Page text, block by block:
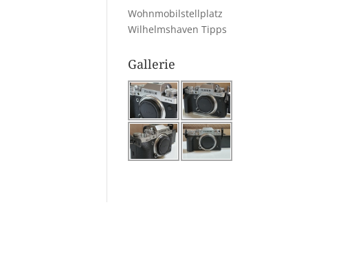
Wohnmobilstellplatz
Wilhelmshaven Tipps
Gallerie